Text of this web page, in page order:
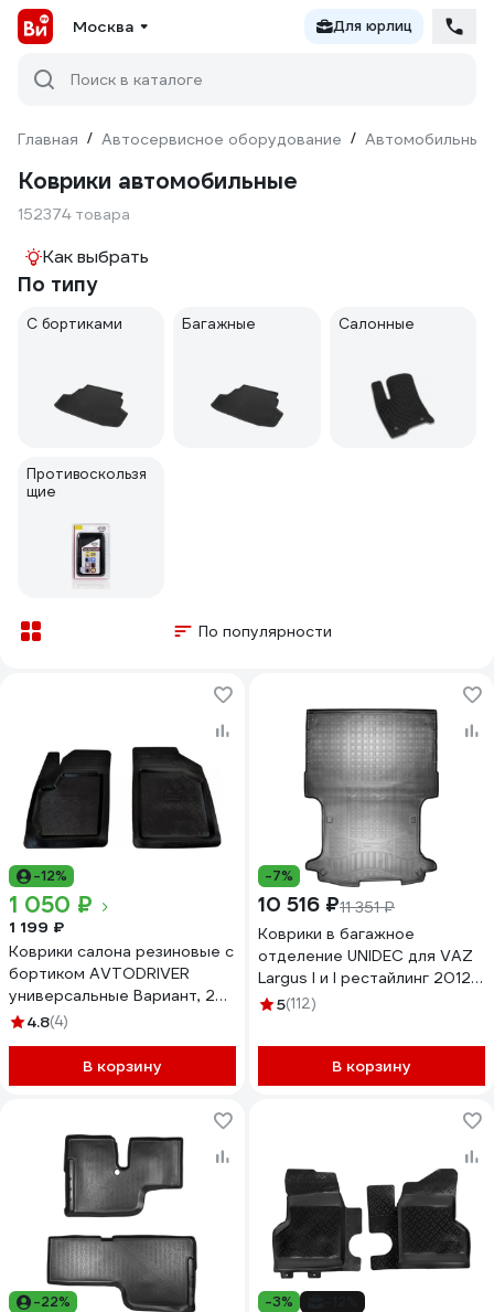
Москва Для юрлиц
Поиск в каталоге
Главная / Автосервисное оборудование / Автомобильные
Коврики автомобильные
152374 товара
Как выбрать
По типу
С бортиками Багажные Салонные
Противоскользя
щие
По популярности
-12%
1 050 ₽
1 199 ₽
Коврики салона резиновые с
бортиком AVTODRIVER
универсальные Вариант, 2
передних 0909003
4.8(4)
В корзину
-7%
10 516 ₽11 351 ₽
Коврики в багажное
отделение UNIDEC для VAZ
Largus I и I рестайлинг 2012-
н.в. фургон NPA00-T94-552
5(112)
В корзину
-22% -3%